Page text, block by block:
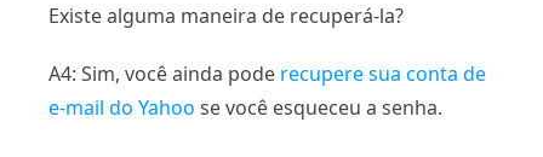
Existe alguma maneira de recuperá-la?
A4: Sim, você ainda pode recupere sua conta de
e-mail do Yahoo se você esqueceu a senha.